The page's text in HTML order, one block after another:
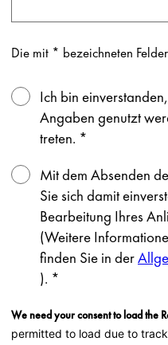
Die mit * bezeichneten
Ich bin
Angaben genutzt
treten. *
Mit dem Absenden
Sie sich damit
Bearbeitung Ihres
(Weitere
finden Sie in der
). *
We need your consent to load the
permitted to load due to